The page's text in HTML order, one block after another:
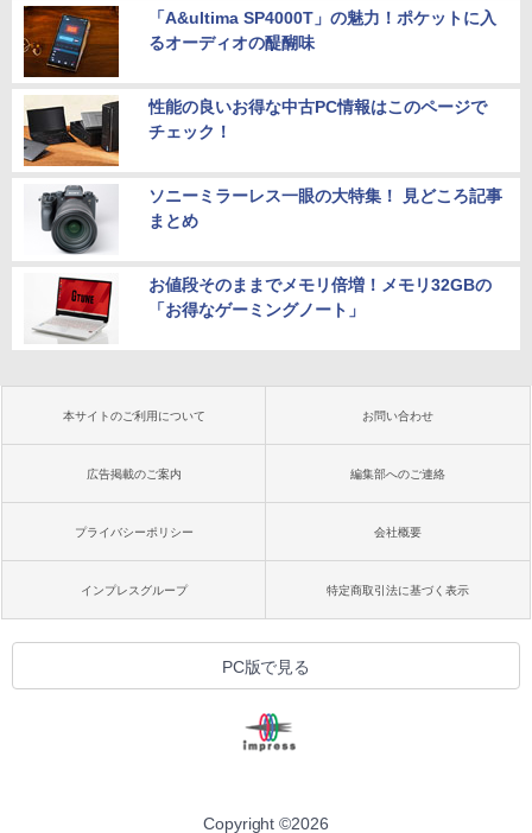
「A&ultima SP4000T」の魅力！ポケットに入
るオーディオの醍醐味
性能の良いお得な中古PC情報はこのページで
チェック！
ソニーミラーレス一眼の大特集！ 見どころ記事
まとめ
お値段そのままでメモリ倍増！メモリ32GBの
「お得なゲーミングノート」
本サイトのご利用について お問い合わせ
広告掲載のご案内 編集部へのご連絡
プライバシーポリシー 会社概要
インプレスグループ 特定商取引法に基づく表示
PC版で見る
Copyright ©2026